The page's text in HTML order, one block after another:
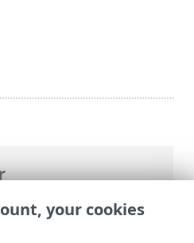
>ESET HOME>ESET
your cookies